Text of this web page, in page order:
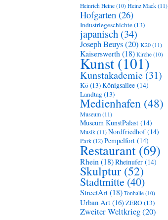
Heinrich Heine (10) Heinz Mack(11)
Hofgarten (26)
Industriegeschichte(13)
japanisch (34)
Joseph Beuys(20) K20(11)
Kaiserswerth (18) Kirche (10)
Kunst(101)
Kunstakademie(31)
Kö(13)Königsallee (14)
Landtag(13)
Medienhafen (48)
Museum(11)
Museum KunstPalast (14)
Musik(11)Nordfriedhof(14)
Park(12)Pempelfort (14)
Restaurant(69)
Rhein (18)Rheinufer (14)
Skulptur (52)
Stadtmitte(40)
StreetArt(18) Tonhalle (10)
Urban Art (16)ZERO(13)
Zweiter Weltkrieg(20)